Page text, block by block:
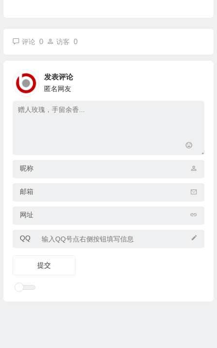
评论 0 访客 0
发表评论
匿名网友
昵称
邮箱
网址
QQ